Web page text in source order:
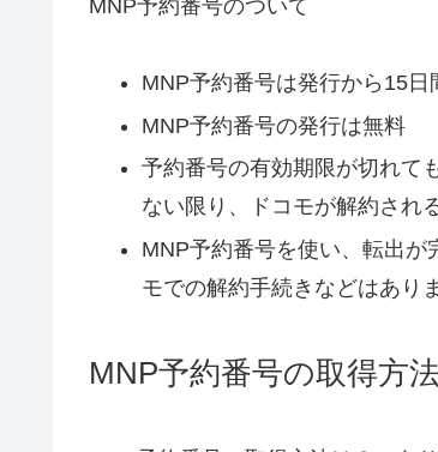
MNP予約番号のついて
MNP予約番号は発行から15日
MNP予約番号の発行は無料
予約番号の有効期限が切れて
ない限り、ドコモが解約され
MNP予約番号を使い、転出が
モでの解約手続きなどはあり
MNP予約番号の取得方法